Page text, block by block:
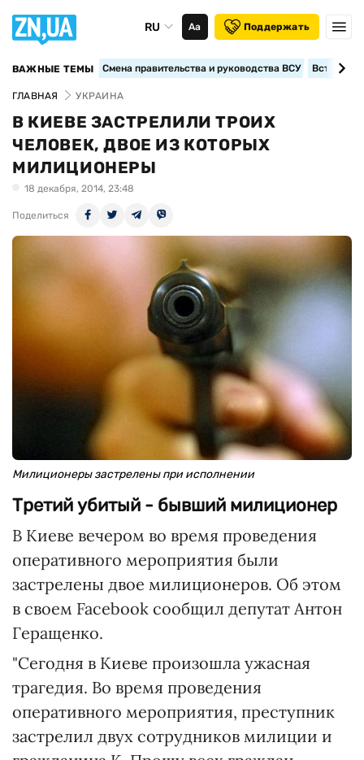
RU Аа Поддержать
ВАЖНЫЕ ТЕМЫ Смена правительства и руководства ВСУ
ГЛАВНАЯ УКРАИНА
В КИЕВЕ ЗАСТРЕЛИЛИ ТРОИХ
ЧЕЛОВЕК, ДВОЕ ИЗ КОТОРЫХ
МИЛИЦИОНЕРЫ
18 декабря, 2014, 23:48
Поделиться
Милиционеры застрелены при исполнении
Третий убитый - бывший милиционер
В Киеве вечером во время проведения
оперативного мероприятия были
застрелены двое милиционеров. Об этом
в своем Facebook сообщил депутат Антон
Геращенко.
"Сегодня в Киеве произошла ужасная
трагедия. Во время проведения
оперативного мероприятия, преступник
застрелил двух сотрудников милиции и